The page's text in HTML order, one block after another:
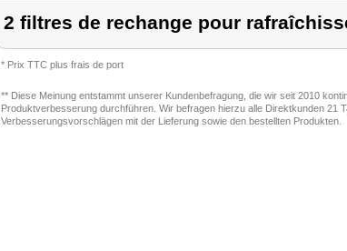
2 filtres de rechange pour
* Prix TTC plus frais de port
** Diese Meinung entstammt unserer Kundenbefragung, die wir seit 2010
Produktverbesserung durchführen. Wir befragen hierzu alle Direktkunden 21
Verbesserungsvorschlägen mit der Lieferung sowie den bestellten Produkten.